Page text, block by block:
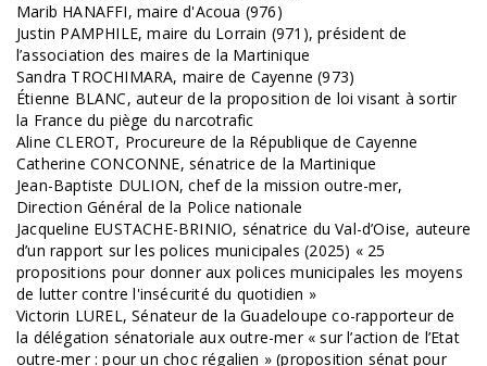
Marib HANAFFI, maire d'Acoua (976)
Justin PAMPHILE, maire du Lorrain (971), président de
l’association des maires de la Martinique
Sandra TROCHIMARA, maire de Cayenne (973)
Étienne BLANC, auteur de la proposition de loi visant à sortir
la France du piège du narcotrafic
Aline CLEROT, Procureure de la République de Cayenne
Catherine CONCONNE, sénatrice de la Martinique
Jean-Baptiste DULION, chef de la mission outre-mer,
Direction Général de la Police nationale
Jacqueline EUSTACHE-BRINIO, sénatrice du Val-d’Oise, auteure
d’un rapport sur les polices municipales (2025) « 25
propositions pour donner aux polices municipales les moyens
de lutter contre l'insécurité du quotidien »
Victorin LUREL, Sénateur de la Guadeloupe co-rapporteur de
la délégation sénatoriale aux outre-mer « sur l’action de l’Etat
outre-mer : pour un choc régalien » (proposition sénat pour